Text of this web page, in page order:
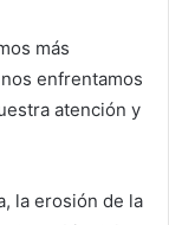
más
enfrentamos
atención y
la erosión de la